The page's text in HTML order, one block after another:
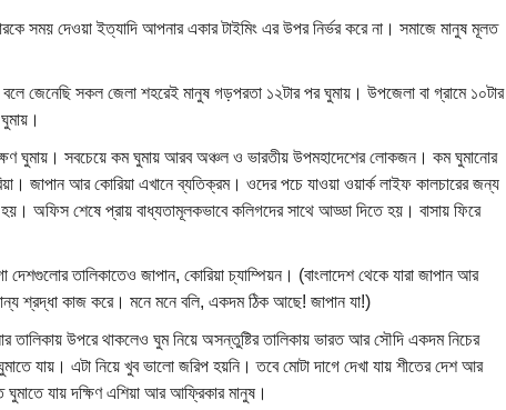
সময় দেওয়া ইত্যাদি আপনার একার টাইমিং এর উপর নির্ভর করে না। সমাজে মানুষ মূলত
জেনেছি সকল জেলা শহরেই মানুষ গড়পরতা ১২টার পর ঘুমায়। উপজেলা বা গ্রামে ১০টার
ঘুমায়। সবচেয়ে কম ঘুমায় আরব অঞ্চল ও ভারতীয় উপমহাদেশের লোকজন। কম ঘুমানোর
জাপান আর কোরিয়া এখানে ব্যতিক্রম। ওদের পচে যাওয়া ওয়ার্ক লাইফ কালচারের জন্য
অফিস শেষে প্রায় বাধ্যতামূলকভাবে কলিগদের সাথে আড্ডা দিতে হয়। বাসায় ফিরে
তালিকাতেও জাপান, কোরিয়া চ্যাম্পিয়ন। (বাংলাদেশ থেকে যারা জাপান আর
শ্রদ্ধা কাজ করে। মনে মনে বলি, একদম ঠিক আছে! জাপান যা!)
উপরে থাকলেও ঘুম নিয়ে অসন্তুষ্টির তালিকায় ভারত আর সৌদি একদম নিচের
যায়। এটা নিয়ে খুব ভালো জরিপ হয়নি। তবে মোটা দাগে দেখা যায় শীতের দেশ আর
যায় দক্ষিণ এশিয়া আর আফ্রিকার মানুষ।